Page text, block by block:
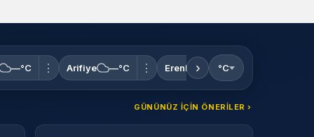
Sistem modunu seçin.
—°C ⋮ Arifiye —°C ⋮ Erenler —°C ⋮
› °C
GÜNÜNÜZ IÇIN ÖNERILER ›